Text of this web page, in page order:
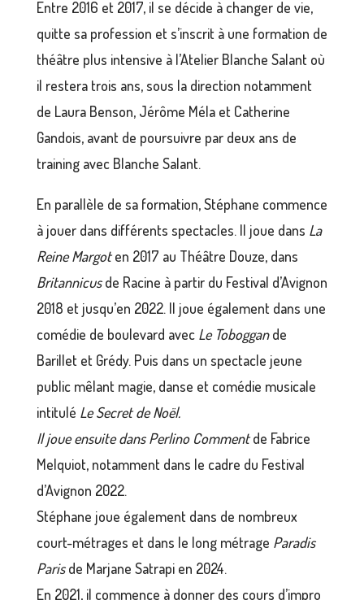
Entre 2016 et 2017, il se décide à changer de vie,
quitte sa profession et s’inscrit à une formation de
théâtre plus intensive à l’Atelier Blanche Salant où
il restera trois ans, sous la direction notamment
de Laura Benson, Jérôme Méla et Catherine
Gandois, avant de poursuivre par deux ans de
training avec Blanche Salant.
En parallèle de sa formation, Stéphane commence
à jouer dans différents spectacles. Il joue dans La
Reine Margoten 2017 au Théâtre Douze, dans
Britannicusde Racine à partir du Festival d’Avignon
2018 et jusqu’en 2022. Il joue également dans une
comédie de boulevard avec Le Toboggande
Barillet et Grédy. Puis dans un spectacle jeune
public mêlant magie, danse et comédie musicale
intitulé Le Secret de Noël.
Il joue ensuite dans Perlino Commentde Fabrice
Melquiot, notamment dans le cadre du Festival
d’Avignon 2022.
Stéphane joue également dans de nombreux
court-métrages et dans le long métrage Paradis
Parisde Marjane Satrapi en 2024.
En 2021, il commence à donner des cours d’impro